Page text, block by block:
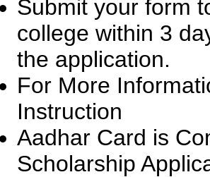
Submit your form
college within 3
the application.
For More
Instruction
Aadhar Card is
Scholarship